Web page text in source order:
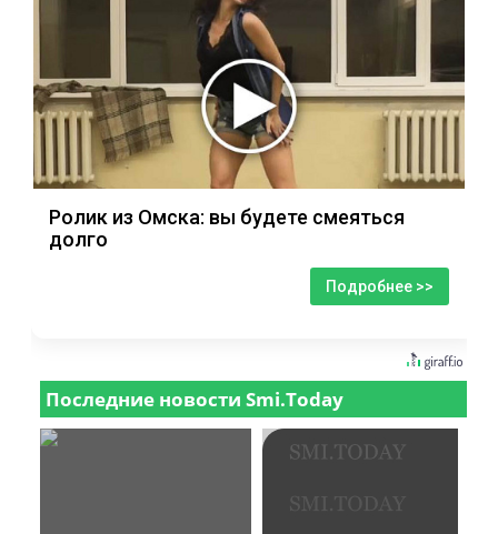
Ролик из Омска: вы будете смеяться
долго
Подробнее >>